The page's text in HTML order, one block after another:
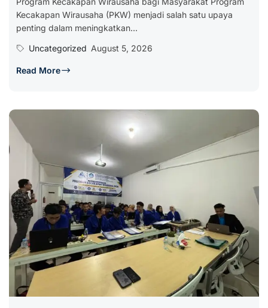
Kecakapan Wirausaha (PKW) menjadi salah satu upaya
penting dalam meningkatkan...
Uncategorized August 5, 2026
Read More